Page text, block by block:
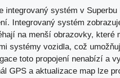
integrovaný systém v Superbu
Integrovaný systém
na menší obrazovky, které
systémy vozidla, což
toto propojení nenabízí a
GPS a aktualizace map lze